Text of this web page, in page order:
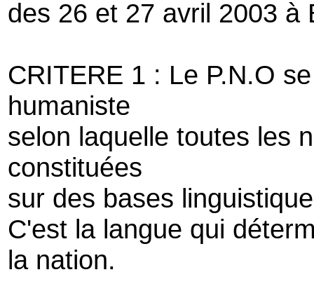
des 26 et 27 avril 2003 à
CRITERE 1 : Le P.N.O
humaniste
selon laquelle toutes les
constituées
sur des bases
C'est la langue qui
la nation.